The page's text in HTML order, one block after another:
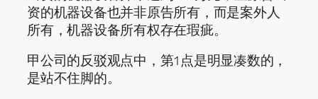
资的机器设备也并非原告所有，而是案外人
所有，机器设备所有权存在瑕疵。
甲公司的反驳观点中，第1点是明显凑数的，
是站不住脚的。